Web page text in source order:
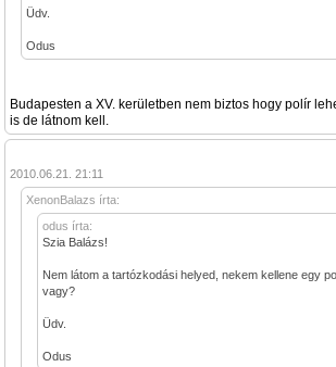
Üdv.
Odus
Budapesten a XV. kerületben nem biztos hogy polír
is de látnom kell.
2010.06.21. 21:11
XenonBalazs írta:
odus írta:
Szia Balázs!
Nem látom a tartózkodási helyed, nekem kellene egy
vagy?
Üdv.
Odus